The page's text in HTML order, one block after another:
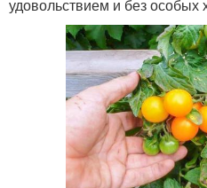
удовольствием и без особых